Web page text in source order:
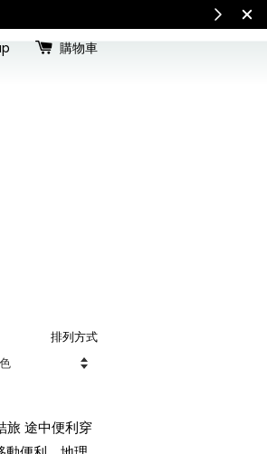
購物車
排列方式
旅 途中便利穿